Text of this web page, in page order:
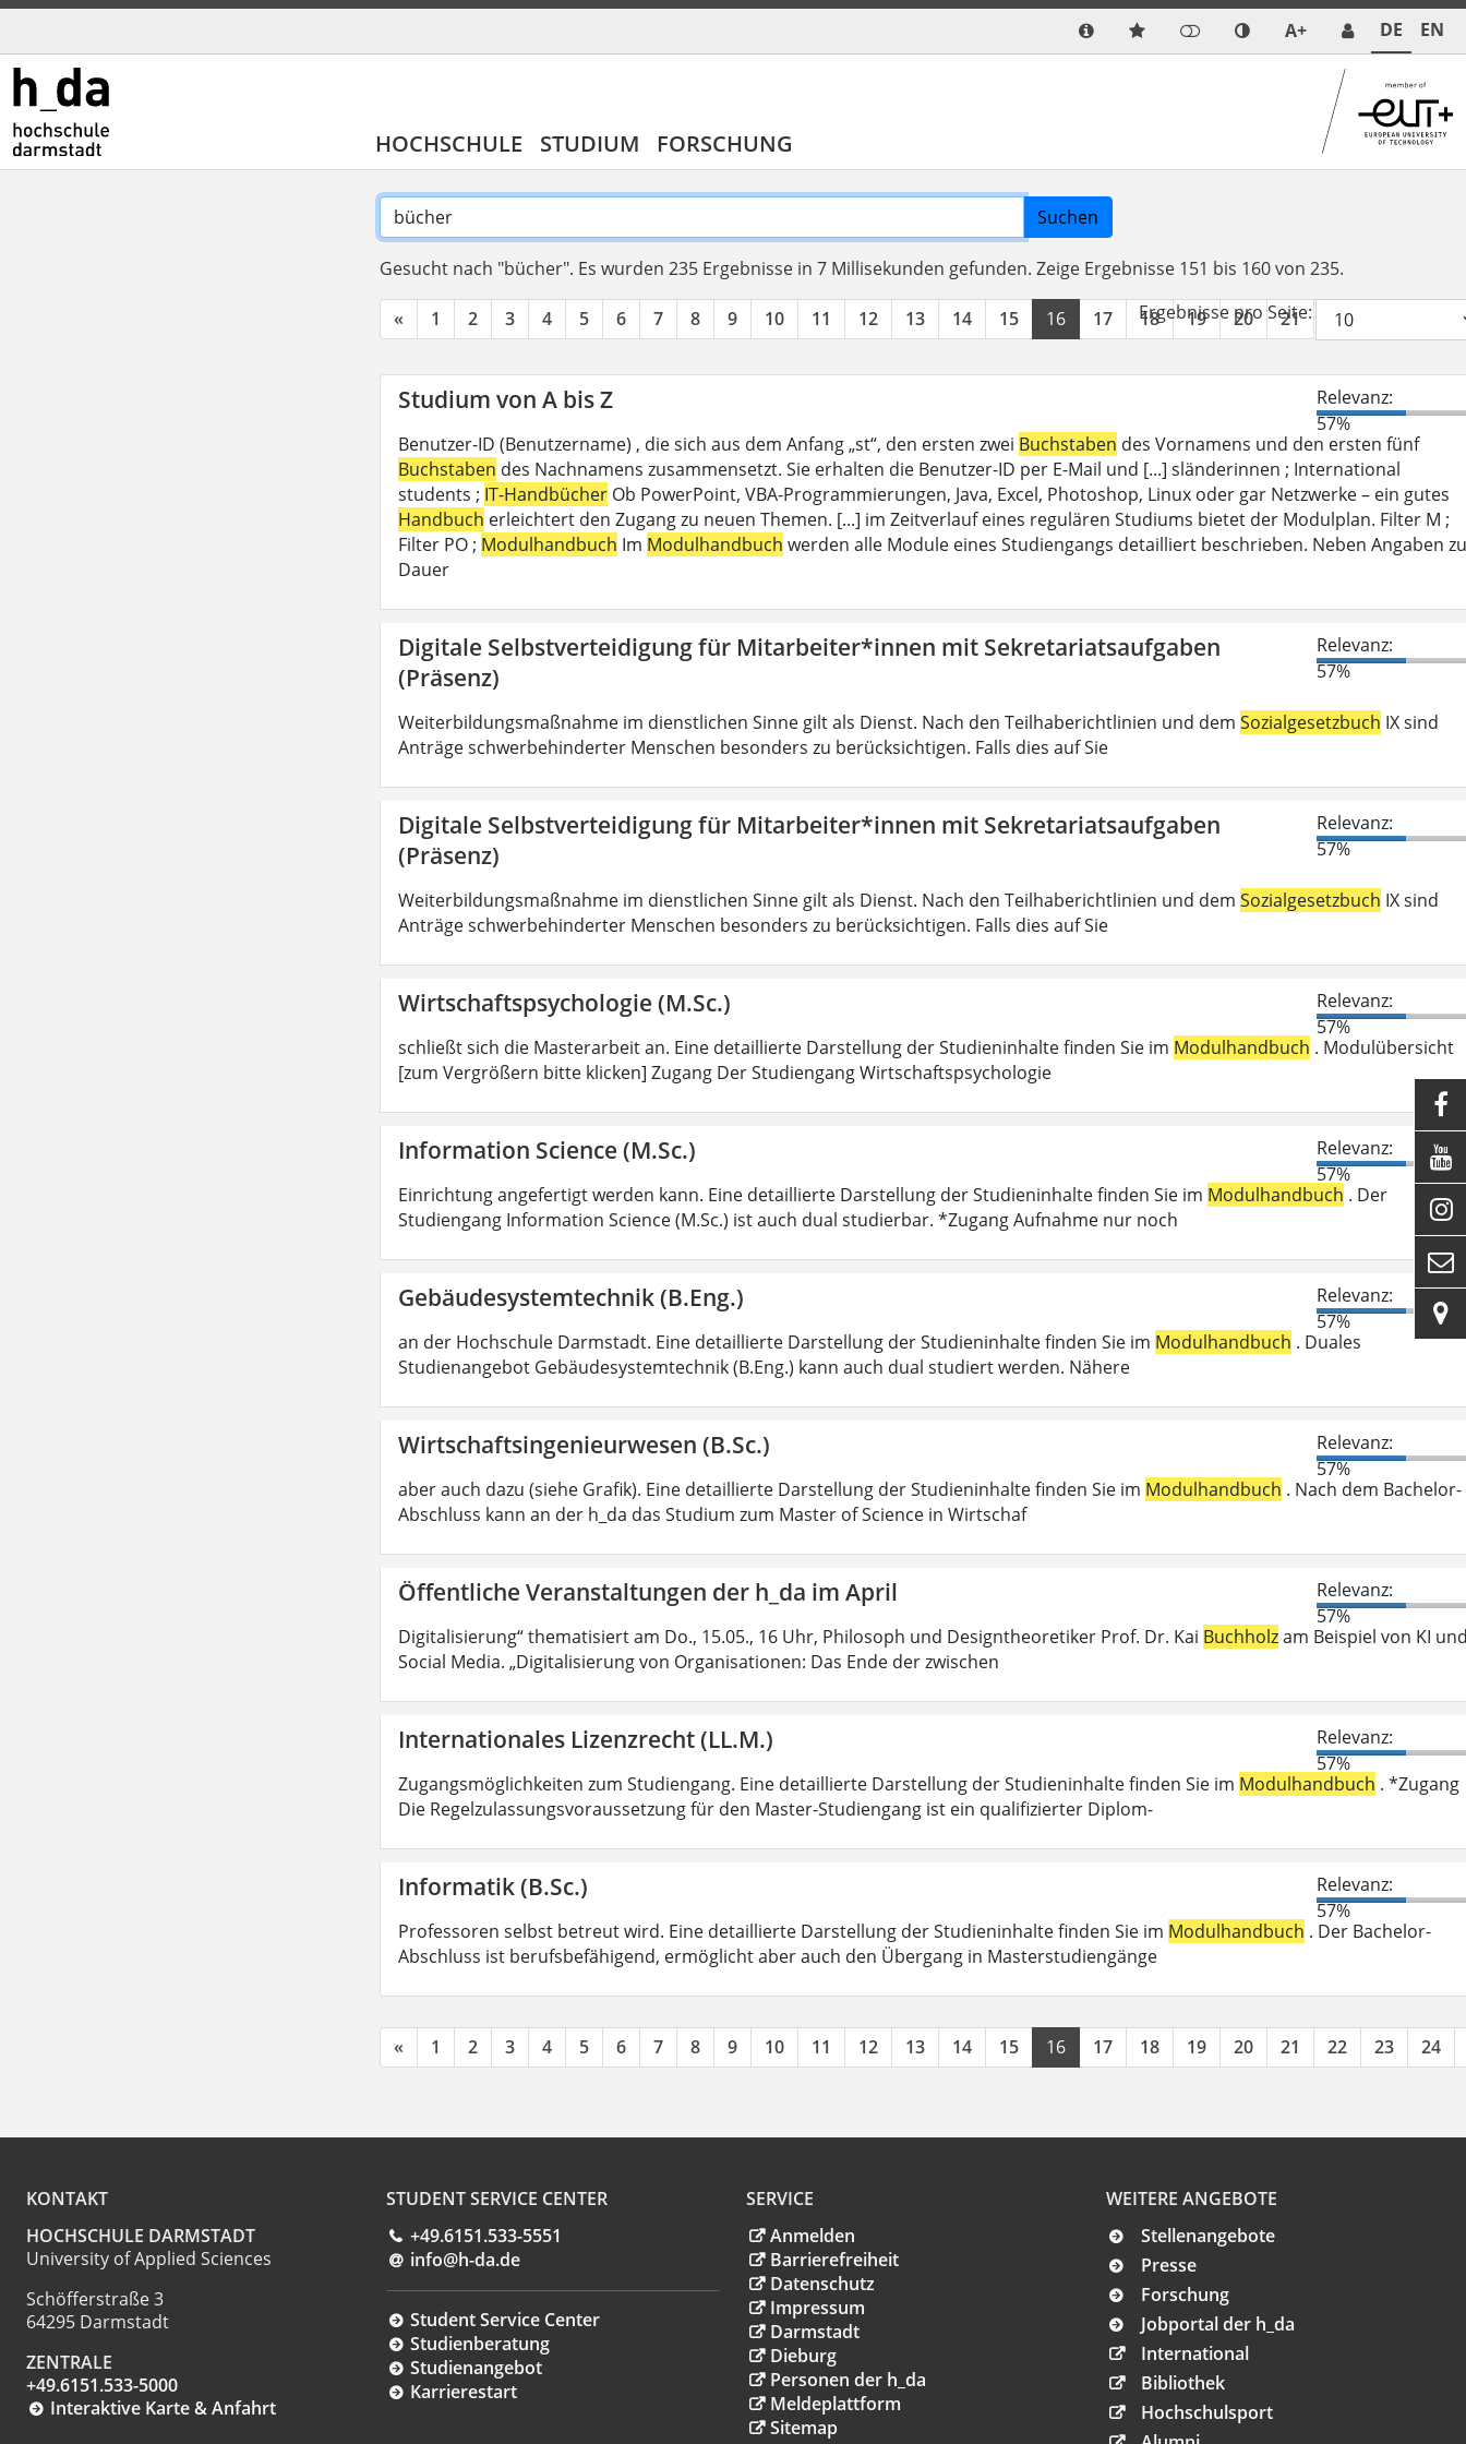
A+ DE EN
HOCHSCHULE STUDIUM FORSCHUNG
Suchen
Gesucht nach "bücher". Es wurden 235 Ergebnisse in 7 Millisekunden gefunden. Zeige Ergebnisse 151 bis 160 von 235.
« 1 2 3 4 5 6 7 8 9 10 11 12 13 14 15 16 17 18 19 20 21 22
Ergebnisse pro Seite:
Studium von A bis Z
Relevanz:
57%
Benutzer-ID (Benutzername) , die sich aus dem Anfang „st“, den ersten zwei Buchstaben des Vornamens und den ersten fünf
Buchstaben des Nachnamens zusammensetzt. Sie erhalten die Benutzer-ID per E-Mail und [...] sländerinnen ; International
students ; IT-Handbücher Ob PowerPoint, VBA-Programmierungen, Java, Excel, Photoshop, Linux oder gar Netzwerke – ein gutes
Handbuch erleichtert den Zugang zu neuen Themen. [...] im Zeitverlauf eines regulären Studiums bietet der Modulplan. Filter M ;
Filter PO ; Modulhandbuch Im Modulhandbuch werden alle Module eines Studiengangs detailliert beschrieben. Neben Angaben zu
Dauer
Digitale Selbstverteidigung für Mitarbeiter*innen mit Sekretariatsaufgaben
(Präsenz)
Relevanz:
57%
Weiterbildungsmaßnahme im dienstlichen Sinne gilt als Dienst. Nach den Teilhaberichtlinien und dem Sozialgesetzbuch IX sind
Anträge schwerbehinderter Menschen besonders zu berücksichtigen. Falls dies auf Sie
Digitale Selbstverteidigung für Mitarbeiter*innen mit Sekretariatsaufgaben
(Präsenz)
Relevanz:
57%
Weiterbildungsmaßnahme im dienstlichen Sinne gilt als Dienst. Nach den Teilhaberichtlinien und dem Sozialgesetzbuch IX sind
Anträge schwerbehinderter Menschen besonders zu berücksichtigen. Falls dies auf Sie
Wirtschaftspsychologie (M.Sc.)
Relevanz:
57%
schließt sich die Masterarbeit an. Eine detaillierte Darstellung der Studieninhalte finden Sie im Modulhandbuch . Modulübersicht
[zum Vergrößern bitte klicken] Zugang Der Studiengang Wirtschaftspsychologie
Information Science (M.Sc.)
Relevanz:
57%
Einrichtung angefertigt werden kann. Eine detaillierte Darstellung der Studieninhalte finden Sie im Modulhandbuch . Der
Studiengang Information Science (M.Sc.) ist auch dual studierbar. *Zugang Aufnahme nur noch
Gebäudesystemtechnik (B.Eng.)
Relevanz:
57%
an der Hochschule Darmstadt. Eine detaillierte Darstellung der Studieninhalte finden Sie im Modulhandbuch . Duales
Studienangebot Gebäudesystemtechnik (B.Eng.) kann auch dual studiert werden. Nähere
Wirtschaftsingenieurwesen (B.Sc.)
Relevanz:
57%
aber auch dazu (siehe Grafik). Eine detaillierte Darstellung der Studieninhalte finden Sie im Modulhandbuch . Nach dem Bachelor-
Abschluss kann an der h_da das Studium zum Master of Science in Wirtschaf
Öffentliche Veranstaltungen der h_da im April
Relevanz:
57%
Digitalisierung“ thematisiert am Do., 15.05., 16 Uhr, Philosoph und Designtheoretiker Prof. Dr. Kai Buchholzam Beispiel von KI
Social Media. „Digitalisierung von Organisationen: Das Ende der zwischen
Internationales Lizenzrecht (LL.M.)
Relevanz:
57%
Zugangsmöglichkeiten zum Studiengang. Eine detaillierte Darstellung der Studieninhalte finden Sie im Modulhandbuch . *Zugang
Die Regelzulassungsvoraussetzung für den Master-Studiengang ist ein qualifizierter Diplom-
Informatik (B.Sc.)
Relevanz:
57%
Professoren selbst betreut wird. Eine detaillierte Darstellung der Studieninhalte finden Sie im Modulhandbuch . Der Bachelor-
Abschluss ist berufsbefähigend, ermöglicht aber auch den Übergang in Masterstudiengänge
« 1 2 3 4 5 6 7 8 9 10 11 12 13 14 15 16 17 18 19 20 21 22 23 24
KONTAKT
HOCHSCHULE DARMSTADT
University of Applied Sciences
Schöfferstraße 3
64295 Darmstadt
ZENTRALE
+49.6151.533-5000
Interaktive Karte & Anfahrt
STUDENT SERVICE CENTER
+49.6151.533-5551
info@h-da.de
Student Service Center
Studienberatung
Studienangebot
Karrierestart
SERVICE
Anmelden
Barrierefreiheit
Datenschutz
Impressum
Darmstadt
Dieburg
Personen der h_da
Meldeplattform
Sitemap
WEITERE ANGEBOTE
Stellenangebote
Presse
Forschung
Jobportal der h_da
International
Bibliothek
Hochschulsport




